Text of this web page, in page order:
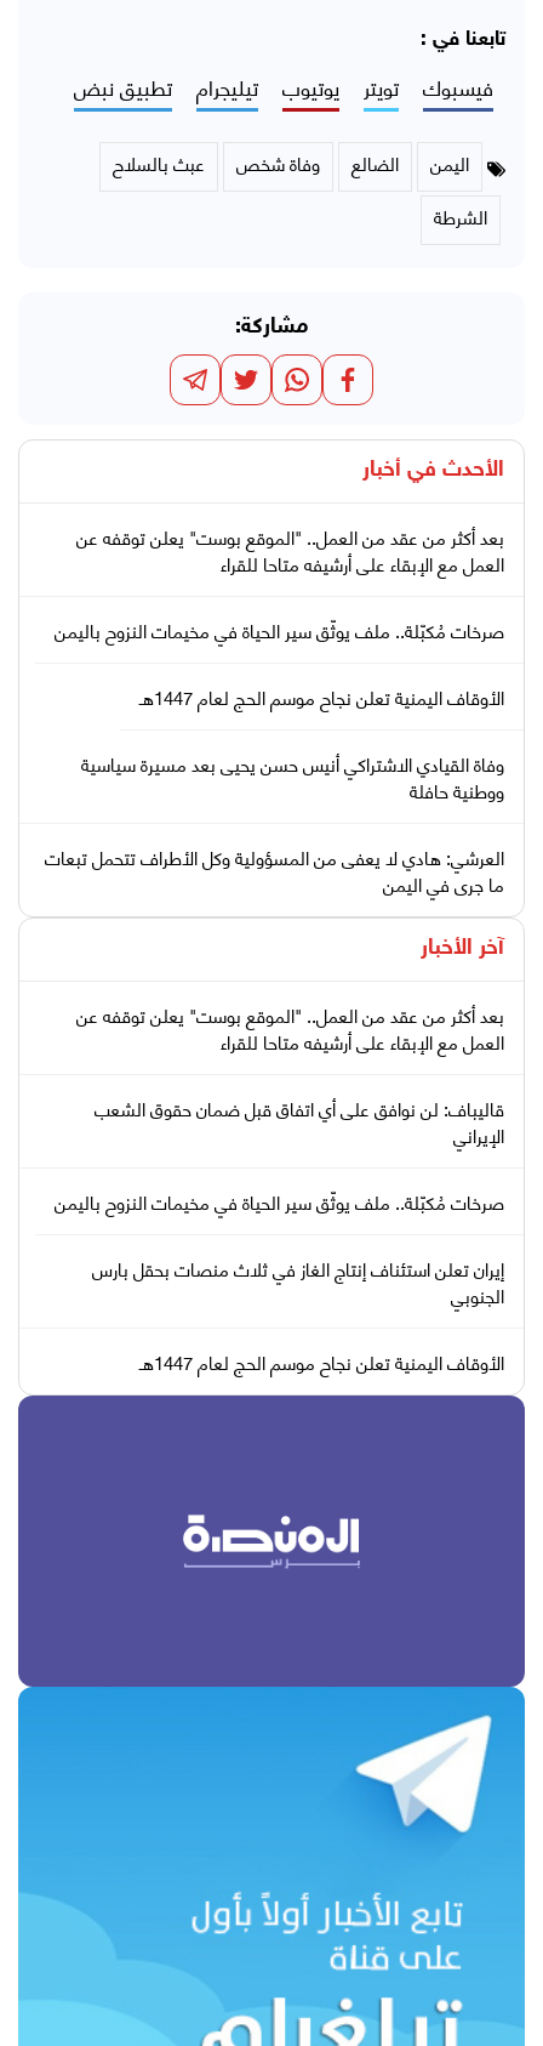
تابعنا في :
فيسبوك تويتر يوتيوب تيليجرام تطبيق نبض
اليمن الضالع وفاة شخص
عبث بالسلاح
الشرطة
مشاركة:
الأحدث في أخبار
بعد أكثر من عقد من العمل.. "الموقع بوست" يعلن توقفه عن
العمل مع الإبقاء على أرشيفه متاحا للقراء
صرخات مُكبّلة.. ملف يوثّق سير الحياة في مخيمات النزوح باليمن
الأوقاف اليمنية تعلن نجاح موسم الحج لعام 1447هـ
وفاة القيادي الاشتراكي أنيس حسن يحيى بعد مسيرة سياسية
ووطنية حافلة
العرشي: هادي لا يعفى من المسؤولية وكل الأطراف تتحمل تبعات
ما جرى في اليمن
آخر الأخبار
بعد أكثر من عقد من العمل.. "الموقع بوست" يعلن توقفه عن
العمل مع الإبقاء على أرشيفه متاحا للقراء
قاليباف: لن نوافق على أي اتفاق قبل ضمان حقوق الشعب
الإيراني
صرخات مُكبّلة.. ملف يوثّق سير الحياة في مخيمات النزوح باليمن
إيران تعلن استئناف إنتاج الغاز في ثلاث منصات بحقل بارس
الجنوبي
الأوقاف اليمنية تعلن نجاح موسم الحج لعام 1447هـ